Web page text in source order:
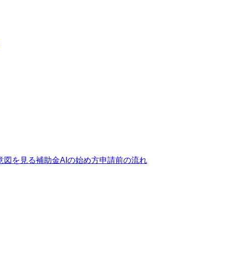
図を見る補助金AIの始め方申請前の流れ